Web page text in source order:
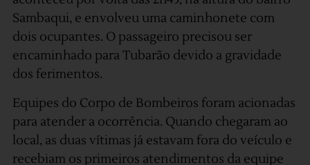
Sambaqui, e envolveu uma caminhonete com
dois ocupantes. O passageiro precisou ser
encaminhado para Tubarão devido a gravidade
dos ferimentos.
Equipes do Corpo de Bombeiros foram acionadas
para atender a ocorrência. Quando chegaram ao
local, as duas vítimas já estavam fora do veículo e
recebiam os primeiros atendimentos da equipe